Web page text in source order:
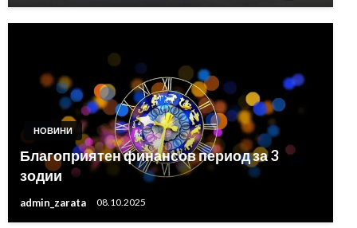
НОВИНИ
Благоприятен финансов период за 3
зодии
admin_zarata 08.10.2025